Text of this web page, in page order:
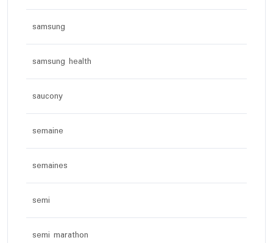
samsung
samsung health
saucony
semaine
semaines
semi
semi marathon